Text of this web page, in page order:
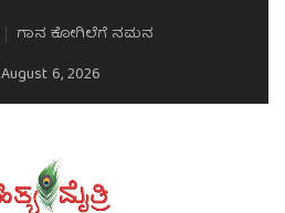
ಗಾನ ಕೋಗಿಲೆಗೆ ನಮನ ಮನಸಿನ ಸವಿಭಾವ
August 6, 2026